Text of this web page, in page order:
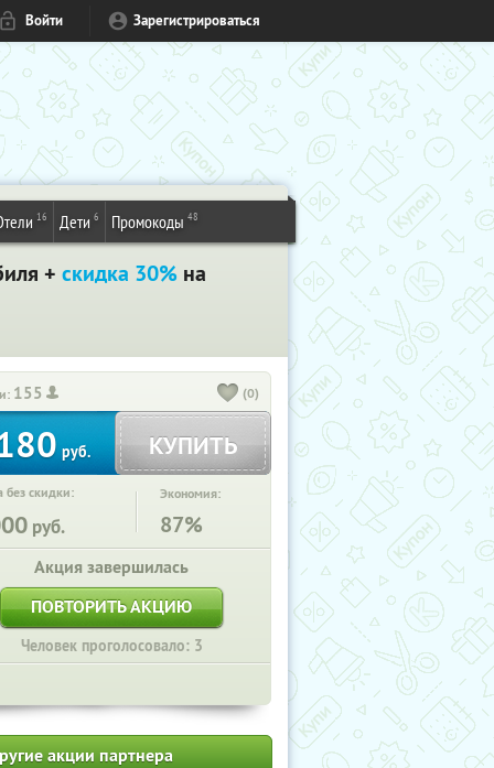
Войти Зарегистрироваться
16 Дети 6 Промокоды 48
+ скидка 30% на
155 (0)
руб. КУПИТЬ
без скидки:
руб.
Экономия:
87%
Акция завершилась
ПОВТОРИТЬ АКЦИЮ
Человек проголосовало: 3
акции партнера